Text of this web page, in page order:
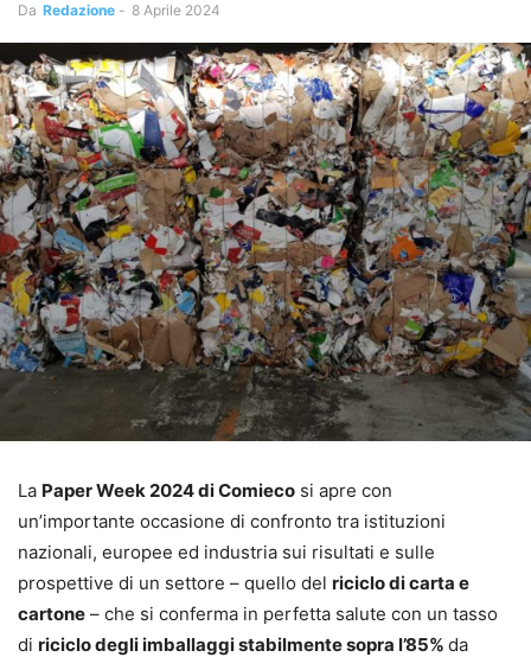
Da Redazione - 8 Aprile 2024
La Paper Week 2024 di Comieco si apre con
un’importante occasione di confronto tra istituzioni
nazionali, europee ed industria sui risultati e sulle
prospettive di un settore – quello del riciclo di carta e
cartone – che si conferma in perfetta salute con un tasso
di riciclo degli imballaggi stabilmente sopra l’85% da